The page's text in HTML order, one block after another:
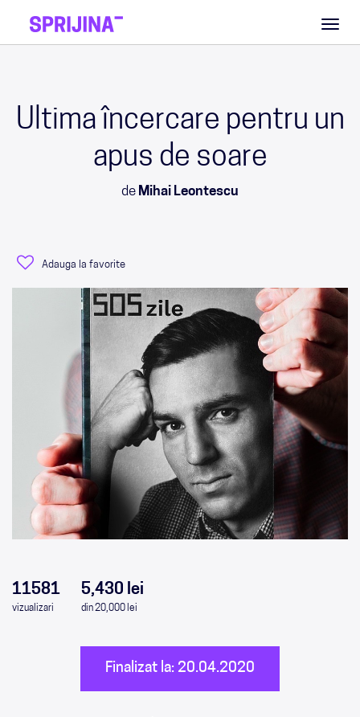
Ultima încercare pentru un
apus de soare
de Mihai Leontescu
Adauga la favorite
11581
vizualizari
5,430 lei
din 20,000 lei
Finalizat la: 20.04.2020